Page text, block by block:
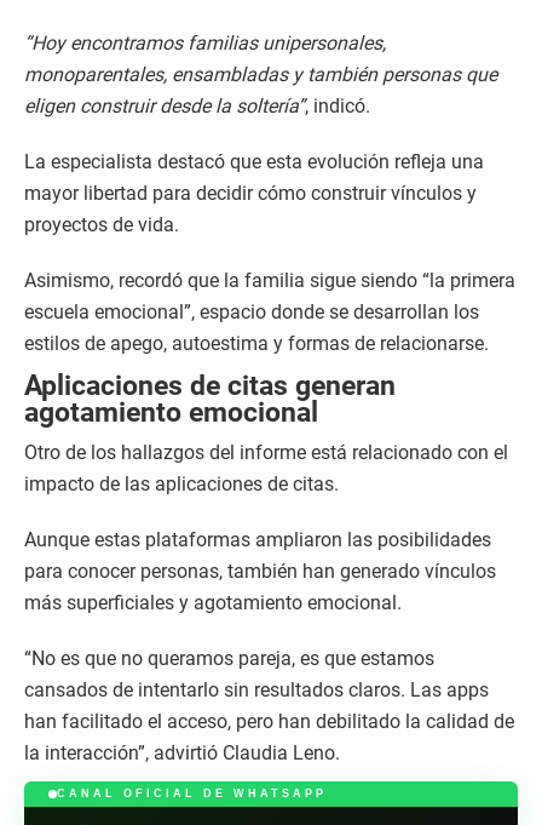
“Hoy encontramos familias unipersonales,
monoparentales, ensambladas y también personas que
eligen construir desde la soltería”, indicó.
La especialista destacó que esta evolución refleja una
mayor libertad para decidir cómo construir vínculos y
proyectos de vida.
Asimismo, recordó que la familia sigue siendo “la primera
escuela emocional”, espacio donde se desarrollan los
estilos de apego, autoestima y formas de relacionarse.
Aplicaciones de citas generan
agotamiento emocional
Otro de los hallazgos del informe está relacionado con el
impacto de las aplicaciones de citas.
Aunque estas plataformas ampliaron las posibilidades
para conocer personas, también han generado vínculos
más superficiales y agotamiento emocional.
“No es que no queramos pareja, es que estamos
cansados de intentarlo sin resultados claros. Las apps
han facilitado el acceso, pero han debilitado la calidad de
la interacción”, advirtió Claudia Leno.
CANAL OFICIAL DE WHATSAPP